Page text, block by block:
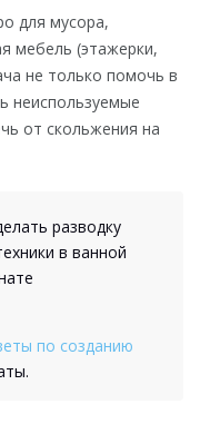
для мусора,
мебель (этажерки,
не только помочь в
неиспользуемые
от скольжения на
по созданию